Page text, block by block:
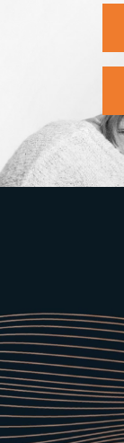
Vi söker
möjligheter.
dig själv